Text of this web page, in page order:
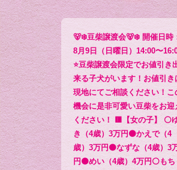
🐻‍❄️豆柴譲渡会🐻‍❄️ 開催日時
8月9日（日曜日）14:00〜
⭐️豆柴譲渡会限定でお値引き
来る子犬がいます！お値引き
現地にてご相談ください！こ
機会に是非可愛い豆柴をお迎
ください！ 🟥【女の子】 ⚪️
き（4歳）3万円🟤かえで（4
歳）3万円🟤なずな（4歳）3
円🟤めい（4歳）4万円⚪️もち